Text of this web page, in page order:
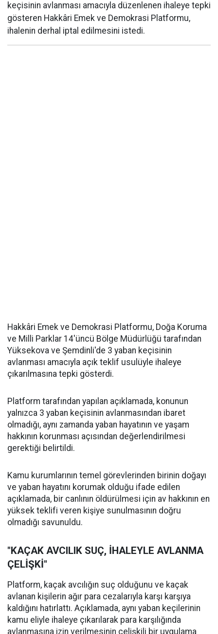
keçisinin avlanması amacıyla düzenlenen ihaleye tepki
gösteren Hakkâri Emek ve Demokrasi Platformu,
ihalenin derhal iptal edilmesini istedi.
Hakkâri Emek ve Demokrasi Platformu, Doğa Koruma
ve Milli Parklar 14'üncü Bölge Müdürlüğü tarafından
Yüksekova ve Şemdinli'de 3 yaban keçisinin
avlanması amacıyla açık teklif usulüyle ihaleye
çıkarılmasına tepki gösterdi.
Platform tarafından yapılan açıklamada, konunun
yalnızca 3 yaban keçisinin avlanmasından ibaret
olmadığı, aynı zamanda yaban hayatının ve yaşam
hakkının korunması açısından değerlendirilmesi
gerektiği belirtildi.
Kamu kurumlarının temel görevlerinden birinin doğayı
ve yaban hayatını korumak olduğu ifade edilen
açıklamada, bir canlının öldürülmesi için av hakkının en
yüksek teklifi veren kişiye sunulmasının doğru
olmadığı savunuldu.
"KAÇAK AVCILIK SUÇ, İHALEYLE AVLANMA
ÇELİŞKİ"
Platform, kaçak avcılığın suç olduğunu ve kaçak
avlanan kişilerin ağır para cezalarıyla karşı karşıya
kaldığını hatırlattı. Açıklamada, aynı yaban keçilerinin
kamu eliyle ihaleye çıkarılarak para karşılığında
avlanmasına izin verilmesinin çelişkili bir uygulama